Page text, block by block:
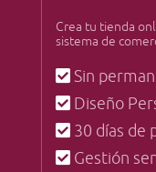
Crea tu tienda
sistema de
Sin
Diseño
30 días de
Gestión